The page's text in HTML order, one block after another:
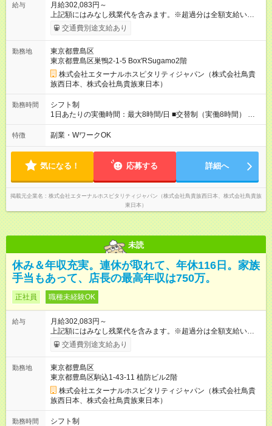
給与
月給302,083円～
上記額にはみなし残業代を含みます。※超過分は全額支給いたし
ます。 みなし残業代 50,716円 以上／月 みなし残業時間 30時間
／月 定額深夜手当（60時間、2万287円～）含む。 それぞれ
未経験スタートのメンバーも多いです。 ◎上司との距離が近
く、困ったことがあってもマネージャーにすぐ相談できます。
◎女性活躍中！女性管理職登用実績あり！ ◎月1回エリア会議あ
り。社長が直接、目標や方針を発表します。 ⇒各店舗の好事例
を知れるなど、刺激がたくさん 【試用期間】試用期間なし
交通費別途支給あり
勤務地
東京都豊島区
東京都豊島区巣鴨2-1-5 Box'RSugamo2階
株式会社エターナルホスピタリティジャパン（株式会社鳥貴
族西日本、株式会社鳥貴族東日本）
勤務時間
シフト制
1日あたりの実働時間：最大8時間/日 ■交替制（実働8時間） ▼
シフト例 ○16：00～翌2：00 ○20：00～翌6：00 ※営業時間は店
舗による。 ＜無断残業は絶対禁止！＞ どうしても必要な時は、
すが、これをゼロにするのが目標の一つです。
特徴 副業・WワークOK
気になる！ 応募する 詳細へ
掲載元企業名
株式会社エターナルホスピタリティジャパン（株式会社鳥貴族西日本、株式会社鳥貴族
東日本）
未読
休み＆年収充実。連休が取れて、年休116日。家族
手当もあって、店長の最高年収は750万。
正社員 職種未経験OK
給与
月給302,083円～
上記額にはみなし残業代を含みます。※超過分は全額支給いたし
ます。 みなし残業代 50,716円 以上／月 みなし残業時間 30時間
／月 定額深夜手当（60時間、2万287円～）含む。 それぞれ
未経験スタートのメンバーも多いです。 ◎上司との距離が近
く、困ったことがあってもマネージャーにすぐ相談できます。
◎女性活躍中！女性管理職登用実績あり！ ◎月1回エリア会議あ
り。社長が直接、目標や方針を発表します。 ⇒各店舗の好事例
を知れるなど、刺激がたくさん 【試用期間】試用期間なし
交通費別途支給あり
勤務地
東京都豊島区
東京都豊島区駒込1-43-11 植防ビル2階
株式会社エターナルホスピタリティジャパン（株式会社鳥貴
族西日本、株式会社鳥貴族東日本）
勤務時間
シフト制